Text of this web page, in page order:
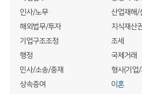
인사/노무
산업재해/
해외법무/투자
지식재산
기업구조조정
조세
행정
국제거래
민사/소송/중재
형사(기업
상속증여
이혼